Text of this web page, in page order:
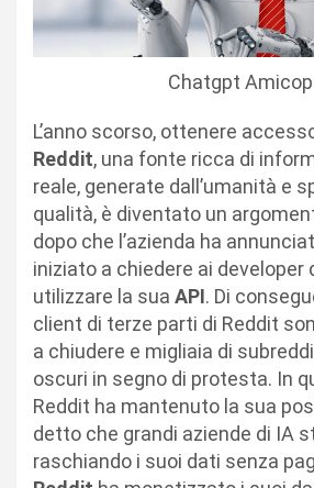
Chatgpt
L’anno scorso, ottenere
Reddit, una fonte ricca di
reale, generate dall’umanità e
qualità, è diventato un
dopo che l’azienda ha
iniziato a chiedere ai developer
utilizzare la sua API. Di
client di terze parti di Reddit
a chiudere e migliaia di
oscuri in segno di protesta. In
Reddit ha mantenuto la sua
detto che grandi aziende di IA
raschiando i suoi dati senza